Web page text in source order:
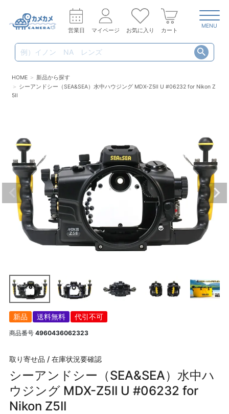
営業日 マイページ お気に入り カート
MENU
HOME
新品から探す
シーアンドシー（SEA&SEA）水中ハウジング MDX-Z5II U #06232 for Nikon Z
5II
新品 送料無料 代引不可
商品番号 4960436062323
取り寄せ品 / 在庫状況要確認
シーアンドシー（SEA&SEA）水中ハ
ウジング MDX-Z5II U #06232 for
Nikon Z5II